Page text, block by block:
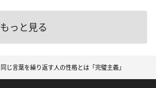
もっと見る
同じ言葉を繰り返す人の性格とは「完璧主義」